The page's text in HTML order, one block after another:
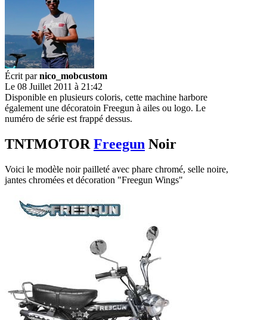
Écrit parnico_mobcustom
Le 08 Juillet 2011 à 21:42
Disponible en plusieurs coloris, cette machine harbore
également une décoratoin Freegun à ailes ou logo. Le
numéro de série est frappé dessus.
TNTMOTOR Freegun Noir
Voici le modèle noir pailleté avec phare chromé, selle noire,
jantes chromées et décoration "Freegun Wings"